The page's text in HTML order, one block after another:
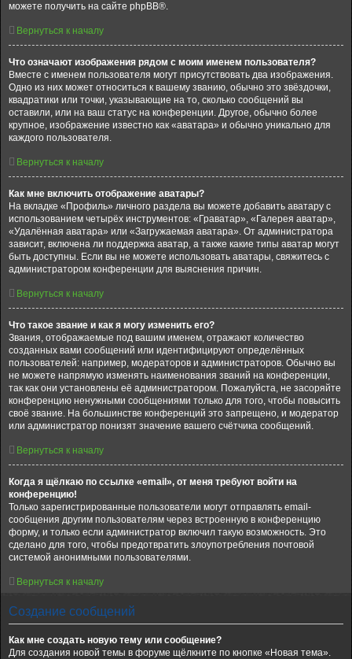
можете получить на сайте phpBB®.
Вернуться к началу
Что означают изображения рядом с моим именем пользователя?
Вместе с именем пользователя могут присутствовать два изображения.
Одно из них может относиться к вашему званию, обычно это звёздочки,
квадратики или точки, указывающие на то, сколько сообщений вы
оставили, или на ваш статус на конференции. Другое, обычно более
крупное, изображение известно как «аватара» и обычно уникально для
каждого пользователя.
Вернуться к началу
Как мне включить отображение аватары?
На вкладке «Профиль» личного раздела вы можете добавить аватару с
использованием четырёх инструментов: «Граватар», «Галерея аватар»,
«Удалённая аватара» или «Загружаемая аватара». От администратора
зависит, включена ли поддержка аватар, а также какие типы аватар могут
быть доступны. Если вы не можете использовать аватары, свяжитесь с
администратором конференции для выяснения причин.
Вернуться к началу
Что такое звание и как я могу изменить его?
Звания, отображаемые под вашим именем, отражают количество
созданных вами сообщений или идентифицируют определённых
пользователей: например, модераторов и администраторов. Обычно вы
не можете напрямую изменять наименования званий на конференции,
так как они установлены её администратором. Пожалуйста, не засоряйте
конференцию ненужными сообщениями только для того, чтобы повысить
своё звание. На большинстве конференций это запрещено, и модератор
или администратор понизят значение вашего счётчика сообщений.
Вернуться к началу
Когда я щёлкаю по ссылке «email», от меня требуют войти на
конференцию!
Только зарегистрированные пользователи могут отправлять email-
сообщения другим пользователям через встроенную в конференцию
форму, и только если администратор включил такую возможность. Это
сделано для того, чтобы предотвратить злоупотребления почтовой
системой анонимными пользователями.
Вернуться к началу
Создание сообщений
Как мне создать новую тему или сообщение?
Для создания новой темы в форуме щёлкните по кнопке «Новая тема».